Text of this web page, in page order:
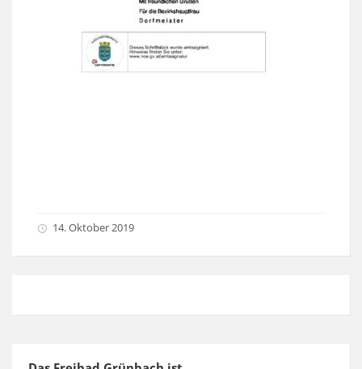
14. Oktober 2019